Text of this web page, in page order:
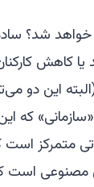
خواهد شد؟
کاهش
که
متمرکز
است